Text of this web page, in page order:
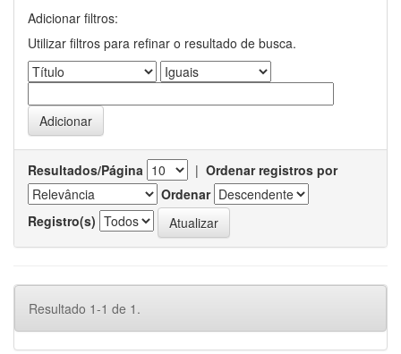
Adicionar filtros:
Utilizar filtros para refinar o resultado de busca.
Resultados/Página | Ordenar registros por
Ordenar
Registro(s)
Resultado 1-1 de 1.